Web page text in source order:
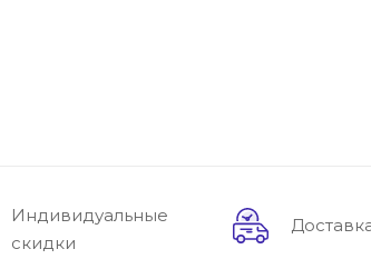
Индивидуальные
скидки